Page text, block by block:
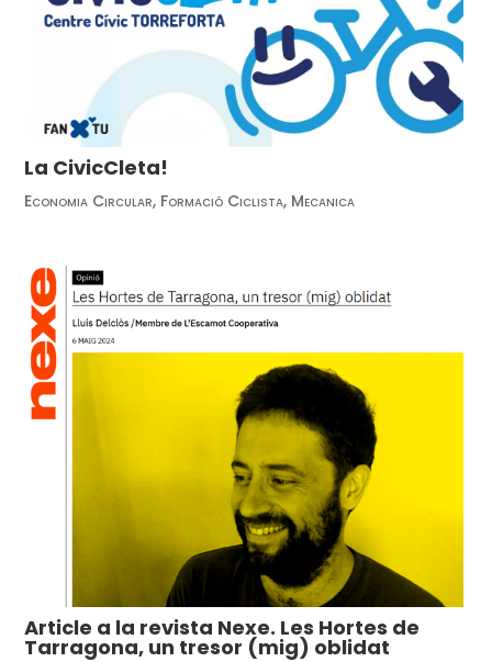
La CivicCleta!
Economia Circular, Formació Ciclista, Mecanica
Article a la revista Nexe. Les Hortes de
Tarragona, un tresor (mig) oblidat